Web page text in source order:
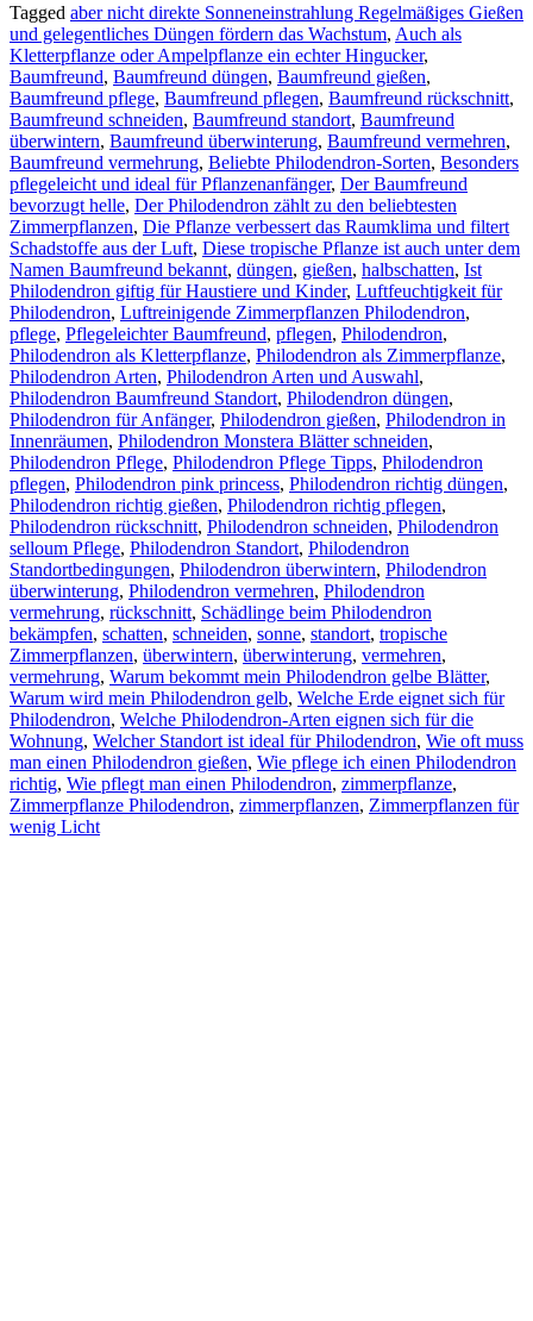
Tagged aber nicht direkte Sonneneinstrahlung Regelmäßiges Gießen
und gelegentliches Düngen fördern das Wachstum, Auch als
Kletterpflanze oder Ampelpflanze ein echter Hingucker,
Baumfreund, Baumfreund düngen, Baumfreund gießen,
Baumfreund pflege, Baumfreund pflegen, Baumfreund rückschnitt,
Baumfreund schneiden, Baumfreund standort, Baumfreund
überwintern, Baumfreund überwinterung, Baumfreund vermehren,
Baumfreund vermehrung, Beliebte Philodendron-Sorten, Besonders
pflegeleicht und ideal für Pflanzenanfänger, Der Baumfreund
bevorzugt helle, Der Philodendron zählt zu den beliebtesten
Zimmerpflanzen, Die Pflanze verbessert das Raumklima und filtert
Schadstoffe aus der Luft, Diese tropische Pflanze ist auch unter dem
Namen Baumfreund bekannt, düngen, gießen, halbschatten, Ist
Philodendron giftig für Haustiere und Kinder, Luftfeuchtigkeit für
Philodendron, Luftreinigende Zimmerpflanzen Philodendron,
pflege, Pflegeleichter Baumfreund, pflegen, Philodendron,
Philodendron als Kletterpflanze, Philodendron als Zimmerpflanze,
Philodendron Arten, Philodendron Arten und Auswahl,
Philodendron Baumfreund Standort, Philodendron düngen,
Philodendron für Anfänger, Philodendron gießen, Philodendron in
Innenräumen, Philodendron Monstera Blätter schneiden,
Philodendron Pflege, Philodendron Pflege Tipps, Philodendron
pflegen, Philodendron pink princess, Philodendron richtig düngen,
Philodendron richtig gießen, Philodendron richtig pflegen,
Philodendron rückschnitt, Philodendron schneiden, Philodendron
selloum Pflege, Philodendron Standort, Philodendron
Standortbedingungen, Philodendron überwintern, Philodendron
überwinterung, Philodendron vermehren, Philodendron
vermehrung, rückschnitt, Schädlinge beim Philodendron
bekämpfen, schatten, schneiden, sonne, standort, tropische
Zimmerpflanzen, überwintern, überwinterung, vermehren,
vermehrung, Warum bekommt mein Philodendron gelbe Blätter,
Warum wird mein Philodendron gelb, Welche Erde eignet sich für
Philodendron, Welche Philodendron-Arten eignen sich für die
Wohnung, Welcher Standort ist ideal für Philodendron, Wie oft muss
man einen Philodendron gießen, Wie pflege ich einen Philodendron
richtig, Wie pflegt man einen Philodendron, zimmerpflanze,
Zimmerpflanze Philodendron, zimmerpflanzen, Zimmerpflanzen für
wenig Licht